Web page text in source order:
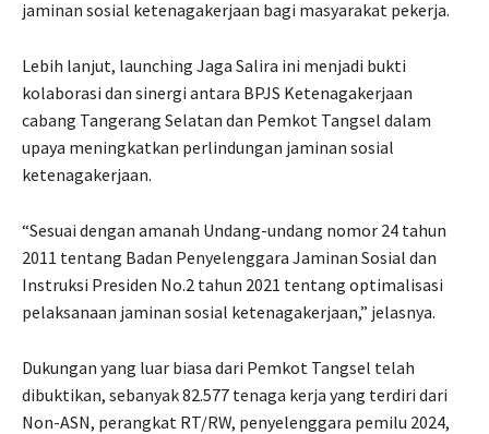
jaminan sosial ketenagakerjaan bagi masyarakat pekerja.
Lebih lanjut, launching Jaga Salira ini menjadi bukti
kolaborasi dan sinergi antara BPJS Ketenagakerjaan
cabang Tangerang Selatan dan Pemkot Tangsel dalam
upaya meningkatkan perlindungan jaminan sosial
ketenagakerjaan.
“Sesuai dengan amanah Undang-undang nomor 24 tahun
2011 tentang Badan Penyelenggara Jaminan Sosial dan
Instruksi Presiden No.2 tahun 2021 tentang optimalisasi
pelaksanaan jaminan sosial ketenagakerjaan,” jelasnya.
Dukungan yang luar biasa dari Pemkot Tangsel telah
dibuktikan, sebanyak 82.577 tenaga kerja yang terdiri dari
Non-ASN, perangkat RT/RW, penyelenggara pemilu 2024,